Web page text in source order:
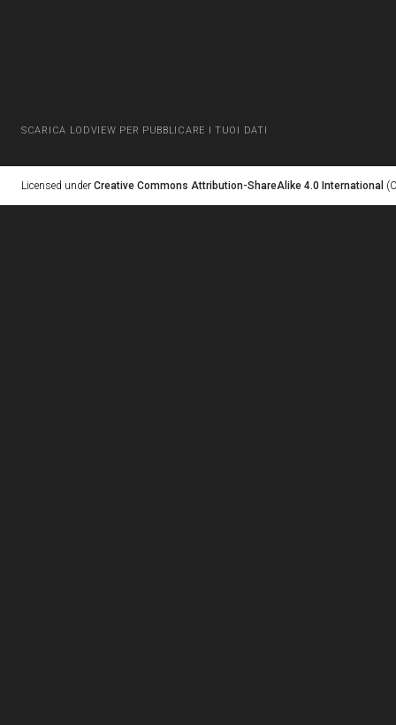
SCARICA LODVIEW PER PUBBLICARE I TUOI DATI
Licensed under Creative Commons Attribution-ShareAlike 4.0 International